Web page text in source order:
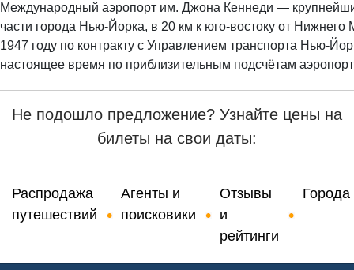
Международный аэропорт им. Джона Кеннеди —
части города Нью-Йорка, в 20 км к юго-востоку от
1947 году по контракту с Управлением транспорта Нью-
настоящее время по приблизительным подсчётам
Не подошло предложение? Узнайте цены на
билеты на свои даты:
Распродажа
путешествий
Агенты и
поисковики
Отзывы
и
рейтинги
Города